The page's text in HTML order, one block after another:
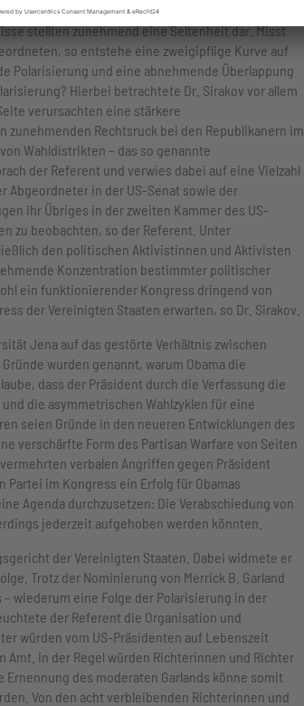
sei ein Rückgang der verabschiedeten Gesetze
stellten zunehmend eine Seltenheit dar. Misst
so entstehe eine zweigipflige Kurve auf
Polarisierung und eine abnehmende Überlappung
Hierbei betrachtete Dr. Sirakov vor allem
verursachten eine stärkere
Rechtsruck bei den Republikanern im
Wahldistrikten – das so genannte
der Referent und verwies dabei auf eine Vielzahl
Abgeordneter in der US-Senat sowie der
ihr Übriges in der zweiten Kammer des US-
zu beobachten, so der Referent. Unter
den politischen Aktivistinnen und Aktivisten
Konzentration bestimmter politischer
ein funktionierender Kongress dringend von
der Vereinigten Staaten erwarten, so Dr. Sirakov.
Jena auf das gestörte Verhältnis zwischen
wurden genannt, warum Obama die
dass der Präsident durch die Verfassung die
die asymmetrischen Wahlzyklen für eine
seien Gründe in den neueren Entwicklungen des
verschärfte Form des Partisan Warfare von Seiten
verbalen Angriffen gegen Präsident
im Kongress ein Erfolg für Obamas
Agenda durchzusetzen: Die Verabschiedung von
jederzeit aufgehoben werden könnten.
der Vereinigten Staaten. Dabei widmete er
Trotz der Nominierung von Merrick B. Garland
wiederum eine Folge der Polarisierung in der
der Referent die Organisation und
würden vom US-Präsidenten auf Lebenszeit
In der Regel würden Richterinnen und Richter
des moderaten Garlands könne somit
Von den acht verbleibenden Richterinnen und